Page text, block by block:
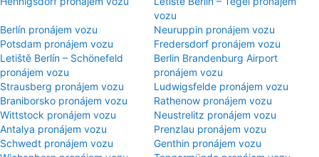
vozu
Berlín pronájem vozu
Neuruppin pronájem vozu
Potsdam pronájem vozu
Fredersdorf pronájem vozu
Letiště Berlín – Schönefeld
pronájem vozu
Berlin Brandenburg Airport
pronájem vozu
Strausberg pronájem vozu
Ludwigsfelde pronájem vozu
Braniborsko pronájem vozu
Rathenow pronájem vozu
Wittstock pronájem vozu
Neustrelitz pronájem vozu
Antalya pronájem vozu
Prenzlau pronájem vozu
Schwedt pronájem vozu
Genthin pronájem vozu